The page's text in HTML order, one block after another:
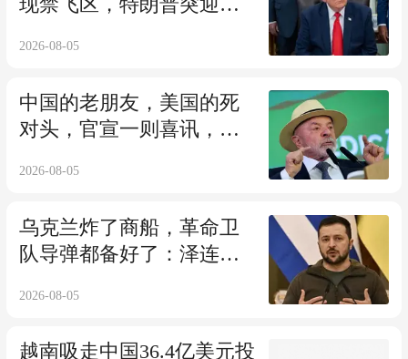
现禁飞区，特朗普突迎噩
2026-08-05
中国的老朋友，美国的死
对头，官宣一则喜讯，戳
2026-08-05
乌克兰炸了商船，革命卫
队导弹都备好了：泽连闯
2026-08-05
越南吸走中国36.4亿美元投